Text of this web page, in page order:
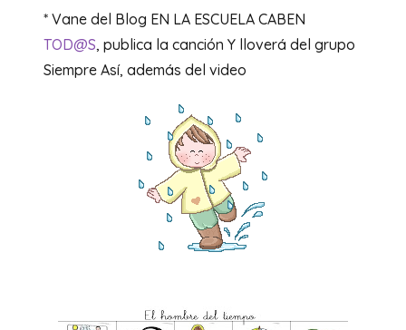
* Vane del Blog EN LA ESCUELA CABEN
TOD@S, publica la canción Y lloverá del grupo
Siempre Así, además del video